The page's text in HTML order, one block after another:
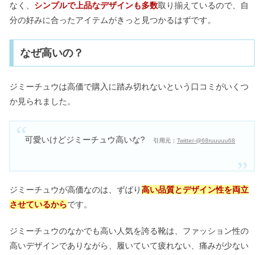
なく、 シンプルで上品なデザインも多数取り揃えているので、自
分の好みに合ったアイテムがきっと見つかるはずです。
なぜ高いの？
ジミーチュウは高価で購入に踏み切れないという口コミがいくつ
か見られました。
可愛いけどジミーチュウ高いな? 引用元：Twitter-@68ruuuuu68
ジミーチュウが高価なのは、ずばり高い品質とデザイン性を両立
させているからです。
ジミーチュウのなかでも高い人気を誇る靴は、ファッション性の
高いデザインでありながら、履いていて疲れない、痛みが少ない